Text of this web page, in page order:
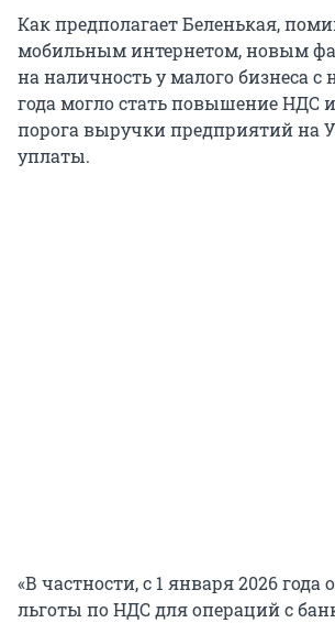
Как предполагает Беленькая,
мобильным интернетом, новым
на наличность у малого бизнеса с
года могло стать повышение НДС
порога выручки предприятий на
уплаты.
«В частности, с 1 января 2026 года
льготы по НДС для операций с